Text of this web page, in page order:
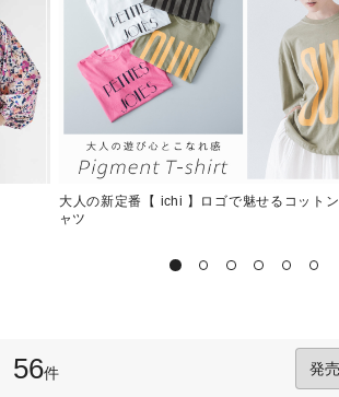
大人の新定番【 ichi 】ロゴで魅せるコット
ャツ
56件